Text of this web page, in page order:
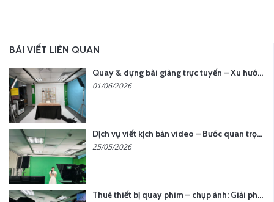
BÀI VIẾT LIÊN QUAN
Quay & dựng bài giảng trực tuyến – Xu hướng đào tạo thời đại số
01/06/2026
Dịch vụ viết kịch bản video – Bước quan trọng quyết định thành công nội dung
25/05/2026
Thuê thiết bị quay phim – chụp ảnh: Giải pháp tối ưu chi phí cho doanh nghiệp